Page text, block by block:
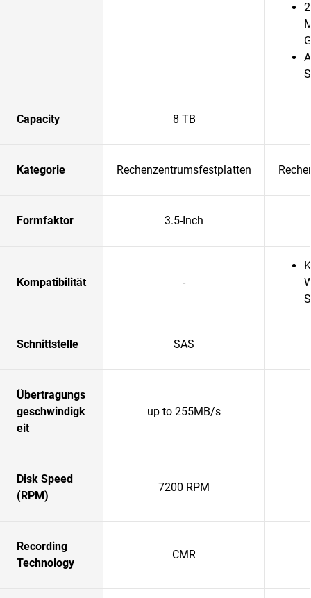
Capacity 8 TB
Kategorie Rechenzentrumsfestplatten
Formfaktor 3.5-Inch
Kompatibilität -
Schnittstelle SAS
Übertragungs
geschwindigk
eit
up to 255MB/s
Disk Speed
(RPM)
7200 RPM
Recording
Technology
CMR